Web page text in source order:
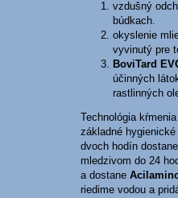
vzdušný
búdkach.
okyslenie
vyvinutý pre
BoviTard
účinných
rastlinných
Technológia
základné
dvoch hodín
mledzivom do 24
a dostane
riedime vodou a